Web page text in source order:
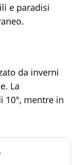
e paradisi
da inverni
La
10°, mentre in